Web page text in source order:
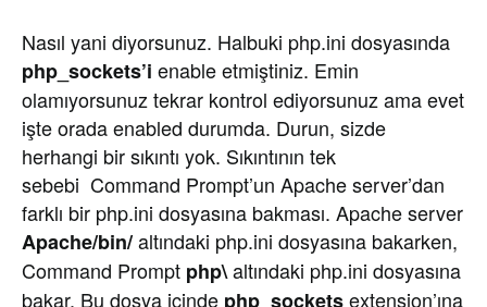
Nasıl yani diyorsunuz. Halbuki php.ini dosyasında
php_sockets’i enable etmiştiniz. Emin
olamıyorsunuz tekrar kontrol ediyorsunuz ama evet
işte orada enabled durumda. Durun, sizde
herhangi bir sıkıntı yok. Sıkıntının tek
sebebi Command Prompt’un Apache server’dan
farklı bir php.ini dosyasına bakması. Apache server
Apache/bin/altındaki php.ini dosyasına bakarken,
Command Prompt php\altındaki php.ini dosyasına
bakar. Bu dosya içinde php_socketsextension’ına